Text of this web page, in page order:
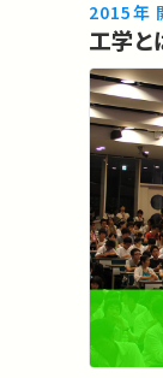
★あな
もしれ
2015年
工学と